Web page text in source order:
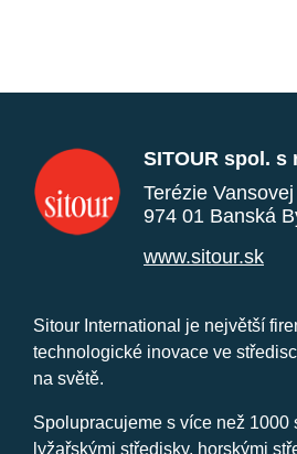
SITOUR spol. s
Terézie
974 01 Banská
www.sitour.sk
Sitour International je největší
technologické inovace ve
na světě.
Spolupracujeme s více než 1000
lyžařskými středisky, horskými